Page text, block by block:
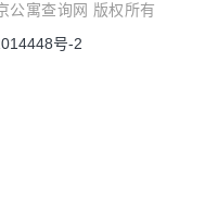
寓查询网 版权所有
号-2